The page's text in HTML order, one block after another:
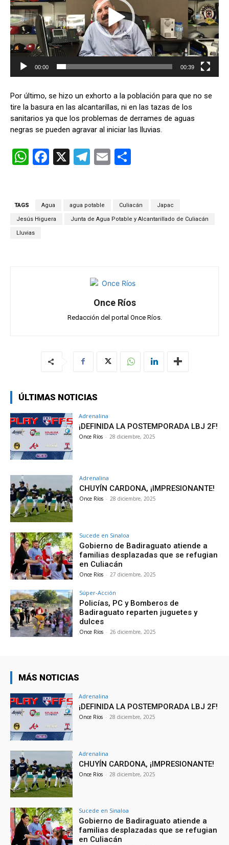
o
d
u
c
t
r
e
v
í
d
00:00 00:39
Por último, se hizo un exhorto a la población para que no se
tire la basura en las alcantarillas, ni en las tazas de los
sanitarios ya que los problemas de derrames de aguas
negras se pueden agravar al iniciar las lluvias.
W
A
p
F
b
o
X
T
gr
a
E
p
ar
TAGS Agua agua potable Culiacán Japac
Jesús Higuera Junta de Agua Potable y Alcantarillado de Culiacán
Lluvias
Once Ríos
Redacción del portal Once Ríos.
ÚLTIMAS NOTICIAS
Adrenalina
¡DEFINIDA LA POSTEMPORADA LBJ 2F!
Once Ríos - 28 diciembre, 2025
Adrenalina
CHUYÍN CARDONA, ¡IMPRESIONANTE!
Once Ríos - 28 diciembre, 2025
Sucede en Sinaloa
Gobierno de Badiraguato atiende a
familias desplazadas que se refugian
en Culiacán
Once Ríos - 27 diciembre, 2025
Súper-Acción
Policías, PC y Bomberos de
Badiraguato reparten juguetes y
dulces
Once Ríos - 26 diciembre, 2025
MÁS NOTICIAS
Adrenalina
¡DEFINIDA LA POSTEMPORADA LBJ 2F!
Once Ríos - 28 diciembre, 2025
Adrenalina
CHUYÍN CARDONA, ¡IMPRESIONANTE!
Once Ríos - 28 diciembre, 2025
Sucede en Sinaloa
Gobierno de Badiraguato atiende a
familias desplazadas que se refugian
en Culiacán